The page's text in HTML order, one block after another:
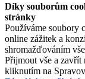
Díky souborům
stránky
Používáme soubory
online zážitek a
shromažďováním
Přijmout vše a zavřít
kliknutím na